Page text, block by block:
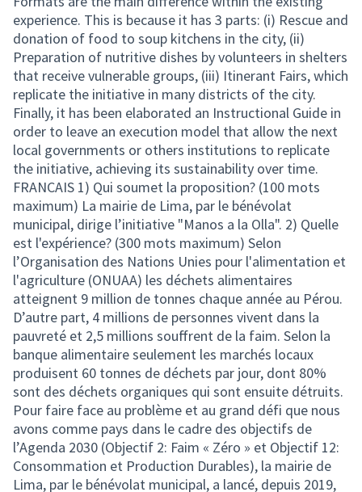
experience. This is because it has 3 parts: (i) Rescue and
donation of food to soup kitchens in the city, (ii)
Preparation of nutritive dishes by volunteers in shelters
that receive vulnerable groups, (iii) Itinerant Fairs, which
replicate the initiative in many districts of the city.
Finally, it has been elaborated an Instructional Guide in
order to leave an execution model that allow the next
local governments or others institutions to replicate
the initiative, achieving its sustainability over time.
FRANCAIS 1) Qui soumet la proposition? (100 mots
maximum) La mairie de Lima, par le bénévolat
municipal, dirige l’initiative "Manos a la Olla". 2) Quelle
est l'expérience? (300 mots maximum) Selon
l’Organisation des Nations Unies pour l'alimentation et
l'agriculture (ONUAA) les déchets alimentaires
atteignent 9 million de tonnes chaque année au Pérou.
D’autre part, 4 millions de personnes vivent dans la
pauvreté et 2,5 millions souffrent de la faim. Selon la
banque alimentaire seulement les marchés locaux
produisent 60 tonnes de déchets par jour, dont 80%
sont des déchets organiques qui sont ensuite détruits.
Pour faire face au problème et au grand défi que nous
avons comme pays dans le cadre des objectifs de
l’Agenda 2030 (Objectif 2: Faim « Zéro » et Objectif 12:
Consommation et Production Durables), la mairie de
Lima, par le bénévolat municipal, a lancé, depuis 2019,